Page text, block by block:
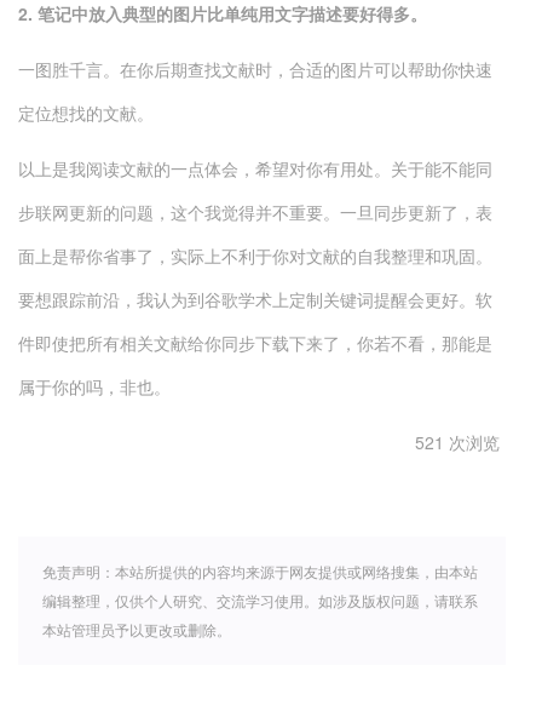
2. 笔记中放入典型的图片比单纯用文字描述要好得多。
一图胜千言。在你后期查找文献时，合适的图片可以帮助你快速
定位想找的文献。
以上是我阅读文献的一点体会，希望对你有用处。关于能不能同
步联网更新的问题，这个我觉得并不重要。一旦同步更新了，表
面上是帮你省事了，实际上不利于你对文献的自我整理和巩固。
要想跟踪前沿，我认为到谷歌学术上定制关键词提醒会更好。软
件即使把所有相关文献给你同步下载下来了，你若不看，那能是
属于你的吗，非也。
521 次浏览
免责声明：本站所提供的内容均来源于网友提供或网络搜集，由本站
编辑整理，仅供个人研究、交流学习使用。如涉及版权问题，请联系
本站管理员予以更改或删除。